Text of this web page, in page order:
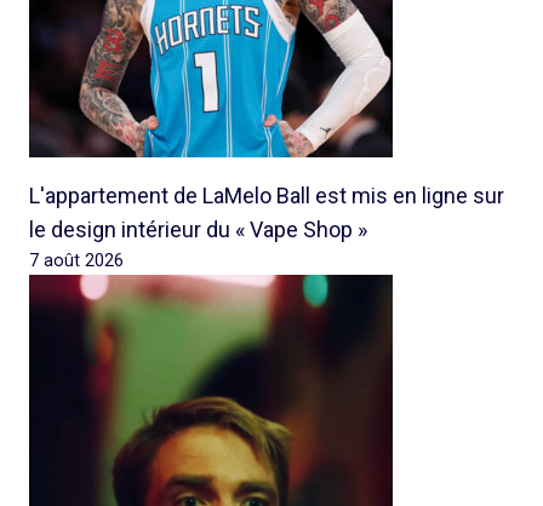
L'appartement de LaMelo Ball est mis en ligne sur
le design intérieur du « Vape Shop »
7 août 2026